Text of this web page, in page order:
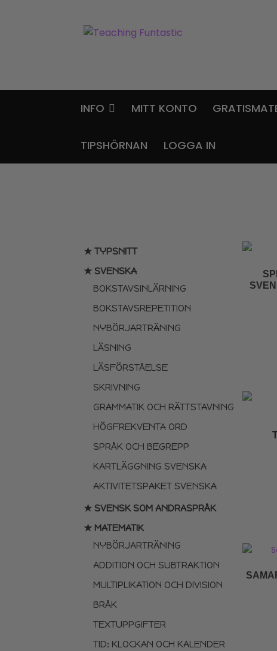
Hoppa
Gå
INFO MITT KONTO
TIPSHÖRNAN LOGGA IN
★ TYPSNITT
★ SVENSKA
BOKSTAVSINLÄRNING
BOKSTAVSREPETITION
NYBÖRJARTRÄNING
LÄSNING
LÄSFÖRSTÅELSE
SKRIVNING
GRAMMATIK OCH RÄTTSTAVNING
HÖGFREKVENTA ORD
SPRÅK OCH BEGREPP
KARTLÄGGNING SVENSKA
AKTIVITETSPAKET SVENSKA
★ SVENSK SOM ANDRASPRÅK
★ MATEMATIK
NYBÖRJARTRÄNING
ADDITION OCH SUBTRAKTION
MULTIPLIKATION OCH DIVISION
BRÅK
TEXTUPPGIFTER
TID: KLOCKAN OCH KALENDER